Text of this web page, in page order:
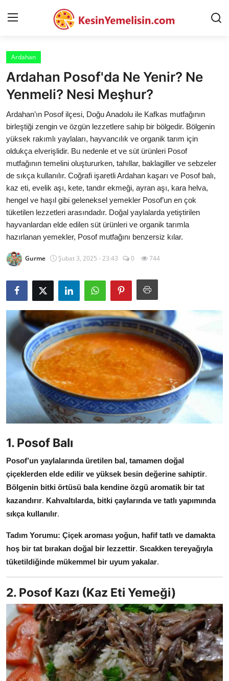
AnaSayfa
Gizlilik Sözleşmesi
Rüya Tabirleri
Diyet & Sağlıklı Beslenme
İletişim
Şehirler
Helal Gıda & Dini Hükümler
Gıda Güvenliği & Bilimi
Mutfak Püf Noktaları & İpuçları
Mekan & Lezzet Rotaları
Temel Gıda ve Ürün Rehberleri
İçecek Kültürü & Barista
Yöresel Tarifler & Ev Yemekleri
Gıda Güvenliği & Sağlık
İçecek Kültürü & Rehberleri
Popüler Kültür & Mutfak Tarihi
Mutfak Temizliği & Pratik Bilgiler
Anne & Bebek Beslenmesi
Mutfak Sırları & Teknikler
Gıda Sözlüğü & Nedir?
Yemek Tarifleri & Menüler
Ardahan
Ardahan Posof'da Ne Yenir? Ne
Yenmeli? Nesi Meşhur?
Ardahan’ın Posof ilçesi, Doğu Anadolu ile Kafkas mutfağının
birleştiği zengin ve özgün lezzetlere sahip bir bölgedir. Bölgenin
yüksek rakımlı yaylaları, hayvancılık ve organik tarım için
oldukça elverişlidir. Bu nedenle et ve süt ürünleri Posof
mutfağının temelini oluştururken, tahıllar, baklagiller ve sebzeler
de sıkça kullanılır. Coğrafi işaretli Ardahan kaşarı ve Posof balı,
kaz eti, evelik aşı, kete, tandır ekmeği, ayran aşı, kara helva,
hengel ve haşıl gibi geleneksel yemekler Posof’un en çok
tüketilen lezzetleri arasındadır. Doğal yaylalarda yetiştirilen
hayvanlardan elde edilen süt ürünleri ve organik tarımla
hazırlanan yemekler, Posof mutfağını benzersiz kılar.
Gurme Şubat 3, 2025 - 23:43 0 744
1. Posof Balı
Posof’un yaylalarında üretilen bal, tamamen doğal
çiçeklerden elde edilir ve yüksek besin değerine sahiptir.
Bölgenin bitki örtüsü bala kendine özgü aromatik bir tat
kazandırır. Kahvaltılarda, bitki çaylarında ve tatlı yapımında
sıkça kullanılır.
Tadım Yorumu: Çiçek aroması yoğun, hafif tatlı ve damakta
hoş bir tat bırakan doğal bir lezzettir. Sıcakken tereyağıyla
tüketildiğinde mükemmel bir uyum yakalar.
2. Posof Kazı (Kaz Eti Yemeği)